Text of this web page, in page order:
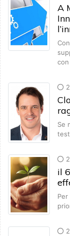
A
2
Se
2
il
2